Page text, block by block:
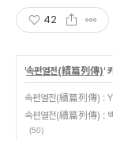
42
'속편열전(續篇列傳)'
속편열전(續篇列傳) :
속편열전(續篇列傳) :
(50)